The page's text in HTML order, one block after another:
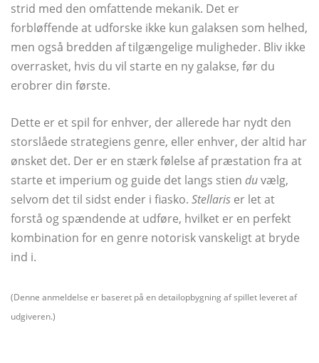
strid med den omfattende mekanik. Det er
forbløffende at udforske ikke kun galaksen som helhed,
men også bredden af ​​tilgængelige muligheder. Bliv ikke
overrasket, hvis du vil starte en ny galakse, før du
erobrer din første.
Dette er et spil for enhver, der allerede har nydt den
storslåede strategiens genre, eller enhver, der altid har
ønsket det. Der er en stærk følelse af præstation fra at
starte et imperium og guide det langs stien duvælg,
selvom det til sidst ender i fiasko. Stellaris er let at
forstå og spændende at udføre, hvilket er en perfekt
kombination for en genre notorisk vanskeligt at bryde
ind i.
(Denne anmeldelse er baseret på en detailopbygning af spillet leveret af
udgiveren.)